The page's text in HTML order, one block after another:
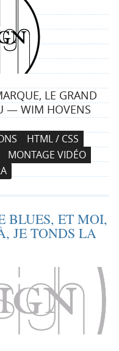
4
d
e
s
i
g
LE GRAND
— WIM HOVENS
HTML / CSS
MONTAGE VIDÉO
BLUES, ET MOI,
JE TONDS LA